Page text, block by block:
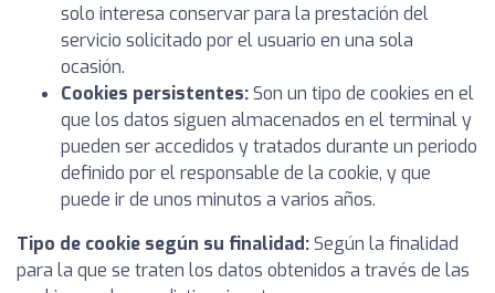
solo interesa conservar para la prestación del
servicio solicitado por el usuario en una sola
ocasión.
Cookies persistentes:Son un tipo de cookies en el
que los datos siguen almacenados en el terminal y
pueden ser accedidos y tratados durante un periodo
definido por el responsable de la cookie, y que
puede ir de unos minutos a varios años.
Tipo de cookie según su finalidad:Según la finalidad
para la que se traten los datos obtenidos a través de las